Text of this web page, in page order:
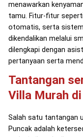
menawarkan
tamu. Fitur-fitur
otomatis, serta
dikendalikan melalui
dilengkapi dengan
pertanyaan serta
Tantangan
Villa Murah
Salah satu tantangan
Puncak adalah